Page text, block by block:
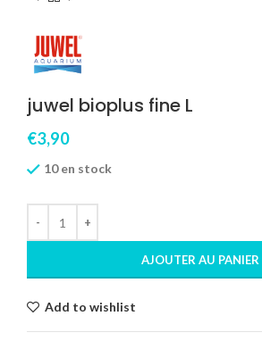
juwel bioplus fine L
€3,90
10 en stock
AJOUTER AU PANIER
Add to wishlist